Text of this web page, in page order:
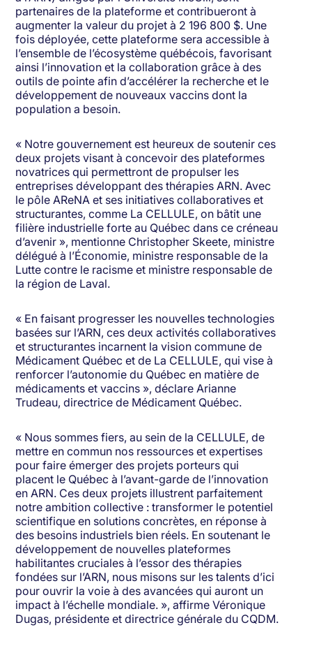
partenaires de la plateforme et contribueront à
augmenter la valeur du projet à 2 196 800 $. Une
fois déployée, cette plateforme sera accessible à
l’ensemble de l’écosystème québécois, favorisant
ainsi l’innovation et la collaboration grâce à des
outils de pointe afin d’accélérer la recherche et le
développement de nouveaux vaccins dont la
population a besoin.
« Notre gouvernement est heureux de soutenir ces
deux projets visant à concevoir des plateformes
novatrices qui permettront de propulser les
entreprises développant des thérapies ARN. Avec
le pôle AReNA et ses initiatives collaboratives et
structurantes, comme La CELLULE, on bâtit une
filière industrielle forte au Québec dans ce créneau
d’avenir », mentionne Christopher Skeete, ministre
délégué à l’Économie, ministre responsable de la
Lutte contre le racisme et ministre responsable de
la région de Laval.
« En faisant progresser les nouvelles technologies
basées sur l’ARN, ces deux activités collaboratives
et structurantes incarnent la vision commune de
Médicament Québec et de La CELLULE, qui vise à
renforcer l’autonomie du Québec en matière de
médicaments et vaccins », déclare Arianne
Trudeau, directrice de Médicament Québec.
« Nous sommes fiers, au sein de la CELLULE, de
mettre en commun nos ressources et expertises
pour faire émerger des projets porteurs qui
placent le Québec à l’avant-garde de l’innovation
en ARN. Ces deux projets illustrent parfaitement
notre ambition collective : transformer le potentiel
scientifique en solutions concrètes, en réponse à
des besoins industriels bien réels. En soutenant le
développement de nouvelles plateformes
habilitantes cruciales à l’essor des thérapies
fondées sur l’ARN, nous misons sur les talents d’ici
pour ouvrir la voie à des avancées qui auront un
impact à l’échelle mondiale. », affirme Véronique
Dugas, présidente et directrice générale du CQDM.